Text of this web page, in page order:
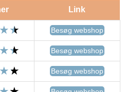
Link
Besøg webshop
Besøg webshop
Besøg webshop